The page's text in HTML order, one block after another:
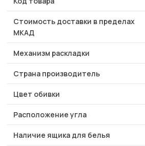
Стоимость доставки в пределах
МКАД
Механизм раскладки
Страна производитель
Цвет обивки
Расположение угла
Наличие ящика для белья